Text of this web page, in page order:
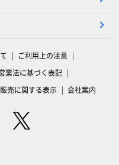
ご利用上の注意
業法に基づく表記
売に関する表示 会社案内